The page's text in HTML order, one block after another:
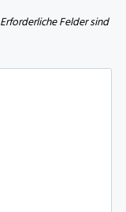
Erforderliche Felder sind